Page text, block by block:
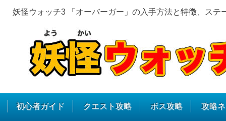
妖怪ウォッチ3 「オーバーガー」の入手方法と特徴、ステ
初心者ガイド クエスト攻略 ボス攻略 攻略